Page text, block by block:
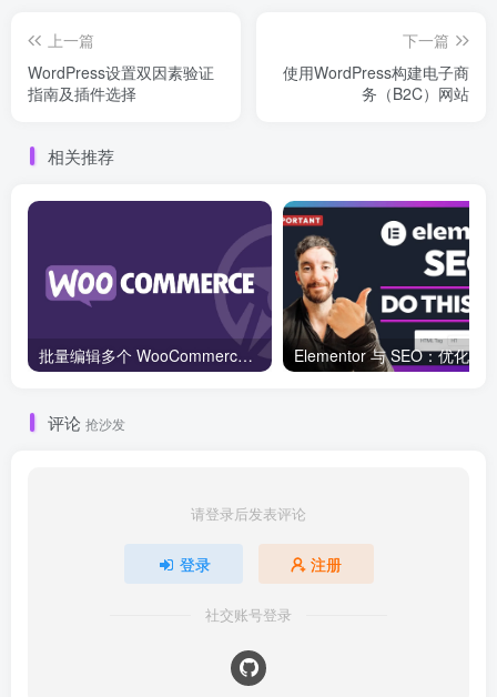
上一篇
WordPress设置双因素验证
指南及插件选择
下一篇
使用WordPress构建电子商
务（B2C）网站
相关推荐
批量编辑多个 WooCommerce 产品变体价格的 2 个方法？
评论 抢沙发
请登录后发表评论
登录 注册
社交账号登录